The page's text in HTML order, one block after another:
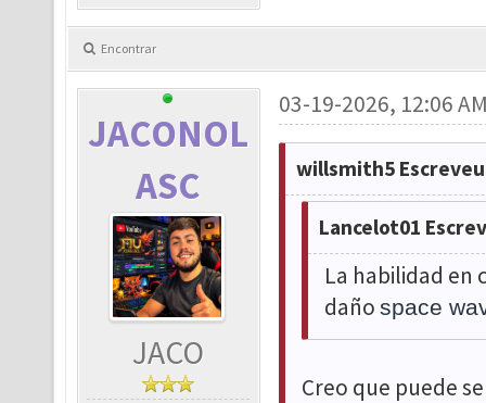
Encontrar
JACONOL
ASC
JACO
03-19-2026, 12:06
willsmith5
Lancelot01
La habilidad en
daño space
Creo que puede